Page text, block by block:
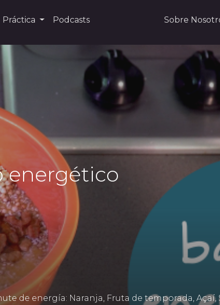
Práctica Podcasts Sobre
energético
de energía: Naranja, Fruta de temporada, Açaí,